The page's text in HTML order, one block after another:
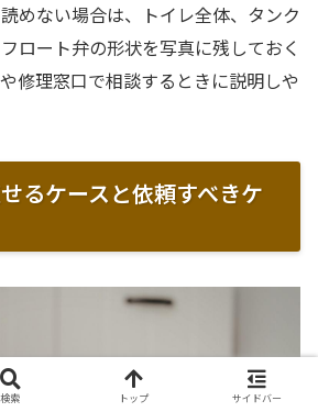
めない場合は、トイレ全体、タンク
ロート弁の形状を写真に残しておく
修理窓口で相談するときに説明しや
るケースと依頼すべきケ
検索 トップ サイドバー